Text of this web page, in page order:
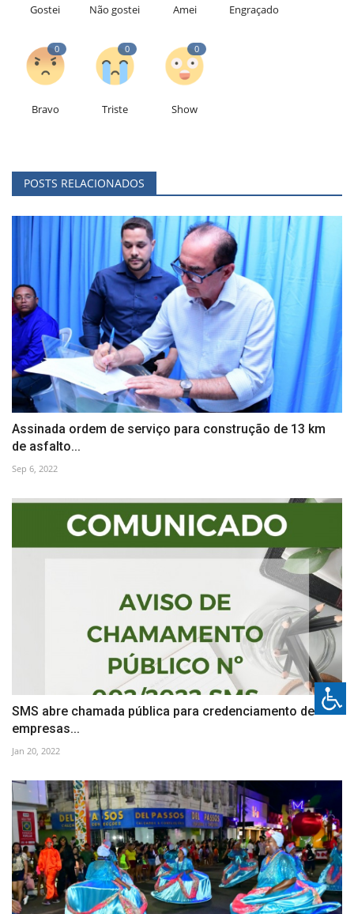
Gostei Não gostei Amei Engraçado
0
Bravo
0
Triste
0
Show
POSTS RELACIONADOS
Assinada ordem de serviço para construção de 13 km
de asfalto...
Sep 6, 2022
SMS abre chamada pública para credenciamento de
empresas...
Jan 20, 2022